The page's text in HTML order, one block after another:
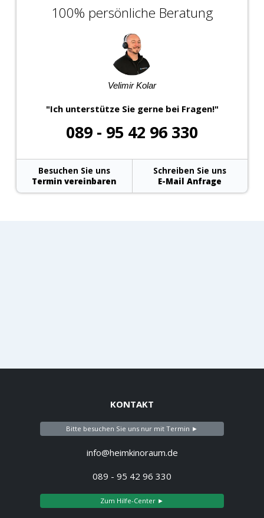
100% persönliche Beratung
Velimir Kolar
"Ich unterstütze Sie gerne bei Fragen!"
089 - 95 42 96 330
Besuchen Sie uns
Termin vereinbaren
Schreiben Sie uns
E-Mail Anfrage
KONTAKT
Bitte besuchen Sie uns nur mit Termin ►
info@heimkinoraum.de
089 - 95 42 96 330
Zum Hilfe-Center ►